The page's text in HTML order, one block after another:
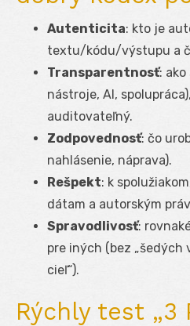
Autenticita: kto je
textu/kódu/výstupu a
Transparentnosť:
nástroje, AI,
auditovateľný.
Zodpovednosť: čo
nahlásenie, náprava).
Rešpekt: k
dátam a autorským
Spravodlivosť:
pre iných (bez „šedých
cieľ“).
Rýchly test „3